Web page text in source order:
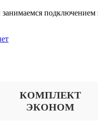
подключением
КОМПЛЕКТ
ЭКОНОМ